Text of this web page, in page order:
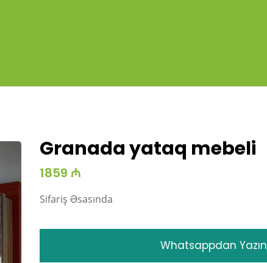
Granada yataq mebeli
1859 ₼
Sifariş Əsasında
Whatsappdan Yazın